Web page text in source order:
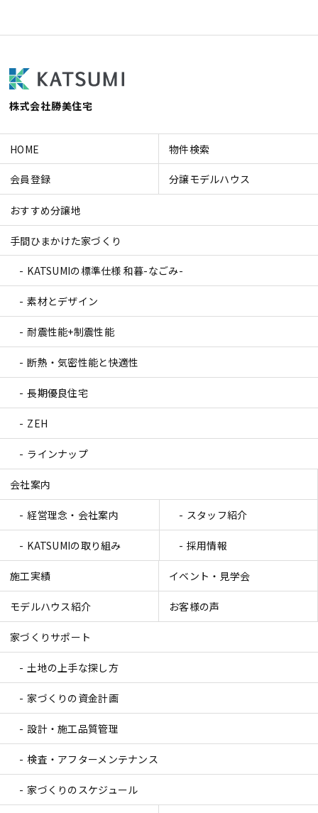
株式会社勝美住宅
HOME 物件検索
会員登録 分譲モデルハウス
おすすめ分譲地
手間ひまかけた家づくり
KATSUMIの標準仕様 和暮-なごみ-
素材とデザイン
耐震性能+制震性能
断熱・気密性能と快適性
長期優良住宅
ZEH
ラインナップ
会社案内
経営理念・会社案内 スタッフ紹介
KATSUMIの取り組み 採用情報
施工実績 イベント・見学会
モデルハウス紹介 お客様の声
家づくりサポート
土地の上手な探し方
家づくりの資金計画
設計・施工品質管理
検査・アフターメンテナンス
家づくりのスケジュール